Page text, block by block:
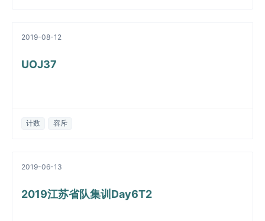
2019-08-12
UOJ37
计数 容斥
2019-06-13
2019江苏省队集训Day6T2